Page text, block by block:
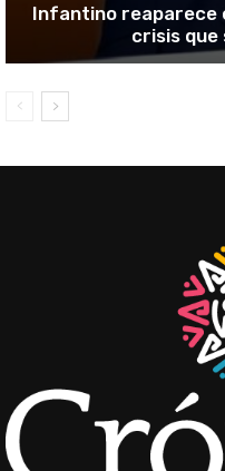
Infantino reaparece
crisis que